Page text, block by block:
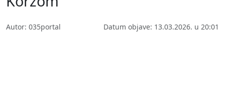
Autor: 035portal Datum objave: 13.03.2026. u 20:01